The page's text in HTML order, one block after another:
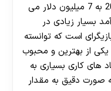
دارایی خالص پوجا هگد در سال 2022 به 7 میلیون دلار می
بسیار زیادی در
است که توانسته
یکی از بهترین و محبوب
های کاری بسیاری به
صورت دقیق به مقدار